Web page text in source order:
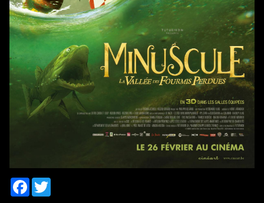
Facebook
Twitter